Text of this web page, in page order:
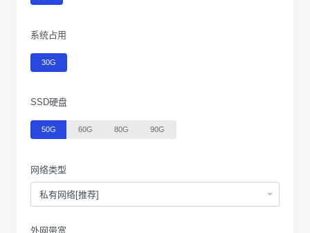
系统占用
30G
SSD硬盘
50G 60G 80G 90G
网络类型
私有网络[推荐]
外网带宽